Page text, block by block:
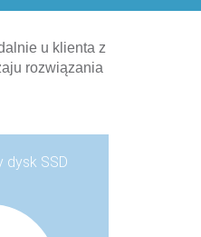
u klienta z
rozwiązania
dysk SSD